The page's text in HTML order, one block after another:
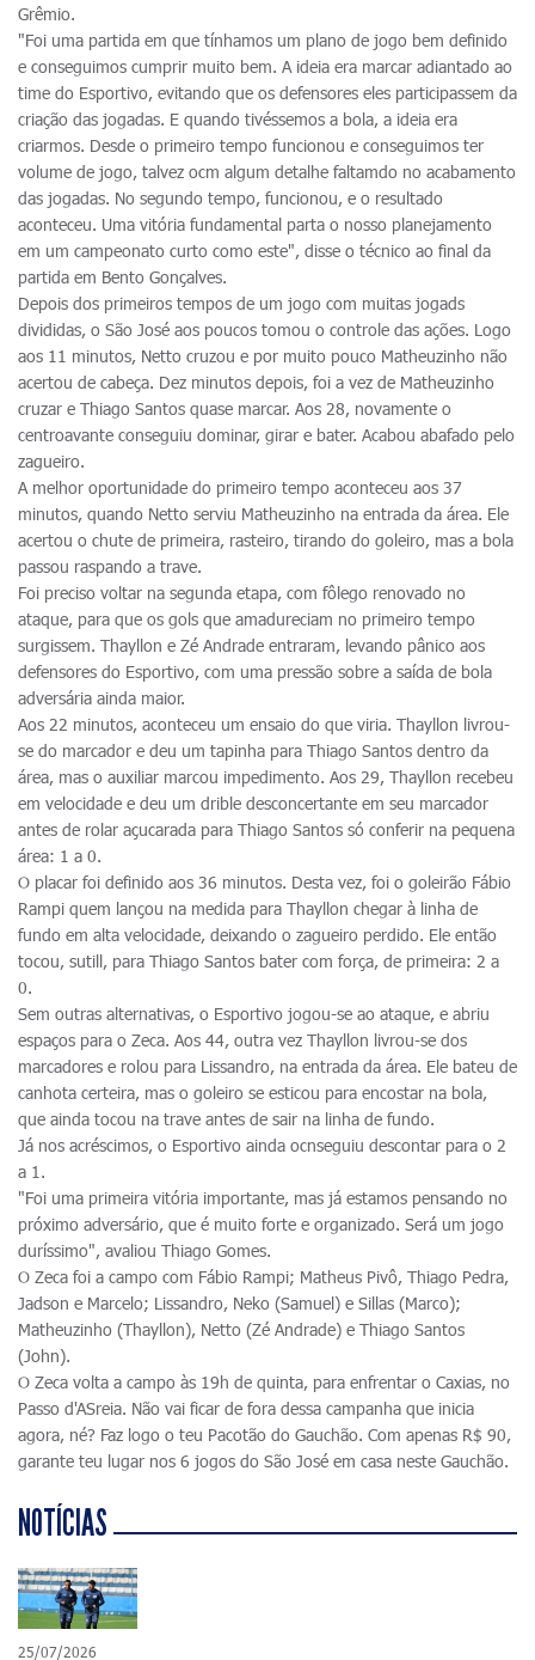
Grêmio.
"Foi uma partida em que tínhamos um plano de jogo bem definido
e conseguimos cumprir muito bem. A ideia era marcar adiantado ao
time do Esportivo, evitando que os defensores eles participassem da
criação das jogadas. E quando tivéssemos a bola, a ideia era
criarmos. Desde o primeiro tempo funcionou e conseguimos ter
volume de jogo, talvez ocm algum detalhe faltamdo no acabamento
das jogadas. No segundo tempo, funcionou, e o resultado
aconteceu. Uma vitória fundamental parta o nosso planejamento
em um campeonato curto como este", disse o técnico ao final da
partida em Bento Gonçalves.
Depois dos primeiros tempos de um jogo com muitas jogads
divididas, o São José aos poucos tomou o controle das ações. Logo
aos 11 minutos, Netto cruzou e por muito pouco Matheuzinho não
acertou de cabeça. Dez minutos depois, foi a vez de Matheuzinho
cruzar e Thiago Santos quase marcar. Aos 28, novamente o
centroavante conseguiu dominar, girar e bater. Acabou abafado pelo
zagueiro.
A melhor oportunidade do primeiro tempo aconteceu aos 37
minutos, quando Netto serviu Matheuzinho na entrada da área. Ele
acertou o chute de primeira, rasteiro, tirando do goleiro, mas a bola
passou raspando a trave.
Foi preciso voltar na segunda etapa, com fôlego renovado no
ataque, para que os gols que amadureciam no primeiro tempo
surgissem. Thayllon e Zé Andrade entraram, levando pânico aos
defensores do Esportivo, com uma pressão sobre a saída de bola
adversária ainda maior.
Aos 22 minutos, aconteceu um ensaio do que viria. Thayllon livrou-
se do marcador e deu um tapinha para Thiago Santos dentro da
área, mas o auxiliar marcou impedimento. Aos 29, Thayllon recebeu
em velocidade e deu um drible desconcertante em seu marcador
antes de rolar açucarada para Thiago Santos só conferir na pequena
área: 1 a 0.
O placar foi definido aos 36 minutos. Desta vez, foi o goleirão Fábio
Rampi quem lançou na medida para Thayllon chegar à linha de
fundo em alta velocidade, deixando o zagueiro perdido. Ele então
tocou, sutill, para Thiago Santos bater com força, de primeira: 2 a
0.
Sem outras alternativas, o Esportivo jogou-se ao ataque, e abriu
espaços para o Zeca. Aos 44, outra vez Thayllon livrou-se dos
marcadores e rolou para Lissandro, na entrada da área. Ele bateu de
canhota certeira, mas o goleiro se esticou para encostar na bola,
que ainda tocou na trave antes de sair na linha de fundo.
Já nos acréscimos, o Esportivo ainda ocnseguiu descontar para o 2
a 1.
"Foi uma primeira vitória importante, mas já estamos pensando no
próximo adversário, que é muito forte e organizado. Será um jogo
duríssimo", avaliou Thiago Gomes.
O Zeca foi a campo com Fábio Rampi; Matheus Pivô, Thiago Pedra,
Jadson e Marcelo; Lissandro, Neko (Samuel) e Sillas (Marco);
Matheuzinho (Thayllon), Netto (Zé Andrade) e Thiago Santos
(John).
O Zeca volta a campo às 19h de quinta, para enfrentar o Caxias, no
Passo d'ASreia. Não vai ficar de fora dessa campanha que inicia
agora, né? Faz logo o teu Pacotão do Gauchão. Com apenas R$ 90,
garante teu lugar nos 6 jogos do São José em casa neste Gauchão.
NOTÍCIAS
25/07/2026